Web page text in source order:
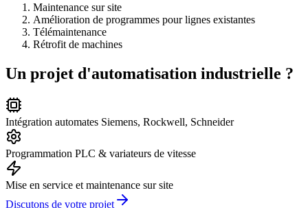
Maintenance sur site
Amélioration de programmes pour lignes existantes
Télémaintenance
Rétrofit de machines
Un projet d'automatisation industrielle ?
Intégration automates Siemens, Rockwell, Schneider
Programmation PLC & variateurs de vitesse
Mise en service et maintenance sur site
Discutons de votre projet